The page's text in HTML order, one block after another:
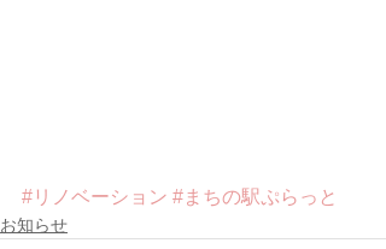
#リノベーション #まちの駅ぷらっと
お知らせ